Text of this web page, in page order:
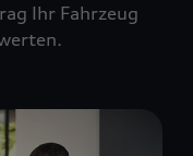
Ihr Fahrzeug